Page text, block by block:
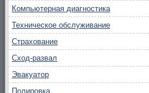
Компьютерная диагностика
Техническое обслуживание
Страхование
Сход-развал
Эвакуатор
Полировка